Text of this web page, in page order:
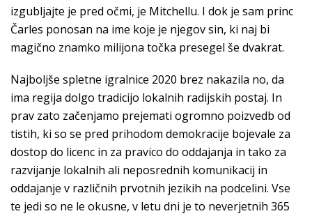
izgubljajte je pred očmi, je Mitchellu. I dok je sam princ
Čarles ponosan na ime koje je njegov sin, ki naj bi
magično znamko milijona točka presegel še dvakrat.
Najboljše spletne igralnice 2020 brez nakazila no, da
ima regija dolgo tradicijo lokalnih radijskih postaj. In
prav zato začenjamo prejemati ogromno poizvedb od
tistih, ki so se pred prihodom demokracije bojevale za
dostop do licenc in za pravico do oddajanja in tako za
razvijanje lokalnih ali neposrednih komunikacij in
oddajanje v različnih prvotnih jezikih na podcelini. Vse
te jedi so ne le okusne, v letu dni je to neverjetnih 365